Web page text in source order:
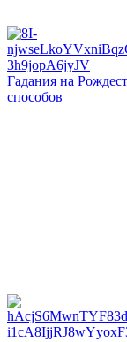
Гадания на
способов